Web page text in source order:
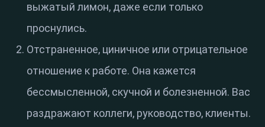
выжатый лимон, даже если только
проснулись.
Отстраненное, циничное или отрицательное
отношение к работе. Она кажется
бессмысленной, скучной и болезненной. Вас
раздражают коллеги, руководство, клиенты.